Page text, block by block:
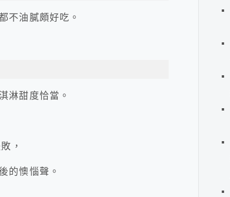
不油膩頗好吃。
淋甜度恰當。
，
的懊惱聲。